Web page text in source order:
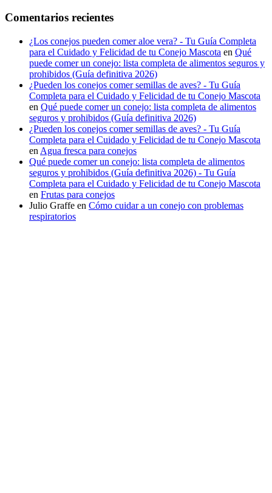
Comentarios recientes
¿Los conejos pueden comer aloe vera? - Tu Guía Completa
para el Cuidado y Felicidad de tu Conejo Mascota en Qué
puede comer un conejo: lista completa de alimentos seguros y
prohibidos (Guía definitiva 2026)
¿Pueden los conejos comer semillas de aves? - Tu Guía
Completa para el Cuidado y Felicidad de tu Conejo Mascota
en Qué puede comer un conejo: lista completa de alimentos
seguros y prohibidos (Guía definitiva 2026)
¿Pueden los conejos comer semillas de aves? - Tu Guía
Completa para el Cuidado y Felicidad de tu Conejo Mascota
en Agua fresca para conejos
Qué puede comer un conejo: lista completa de alimentos
seguros y prohibidos (Guía definitiva 2026) - Tu Guía
Completa para el Cuidado y Felicidad de tu Conejo Mascota
en Frutas para conejos
Julio Graffe en Cómo cuidar a un conejo con problemas
respiratorios